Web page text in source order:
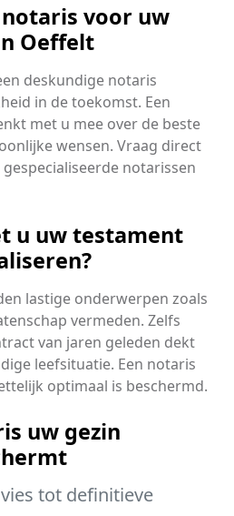
voor uw
Oeffelt
deskundige notaris
in de toekomst. Een
met u mee over de beste
wensen. Vraag direct
notarissen
u uw testament
lastige onderwerpen zoals
vermeden. Zelfs
van jaren geleden dekt
leefsituatie. Een notaris
optimaal is beschermd.
uw gezin
tot definitieve